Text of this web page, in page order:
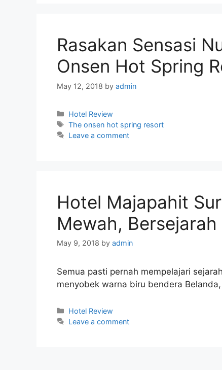
Rasakan Sensasi
Onsen Hot Spring
May 12, 2018 by admin
Categories
Hotel Review
Tags
The onsen hot spring resort
Leave a comment
Hotel Majapahit
Mewah, Bersejarah
May 9, 2018 by admin
Semua pasti pernah mempelajari
menyobek warna biru bendera
Categories
Hotel Review
Leave a comment